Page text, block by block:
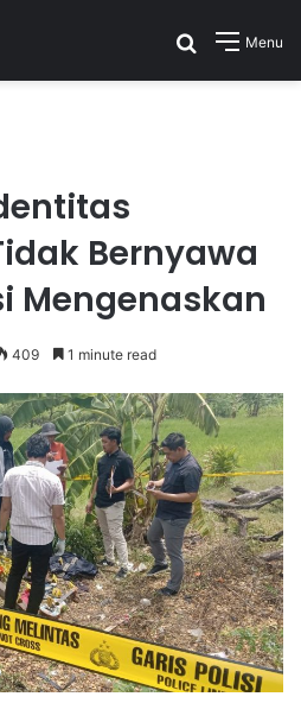
Menu
Search for
Bernyawa
Mengenaskan
409 1 minute read